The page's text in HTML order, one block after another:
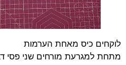
לוקחים כיס מאחת הערמות
מתחת למגרעת מורחים שני פסי